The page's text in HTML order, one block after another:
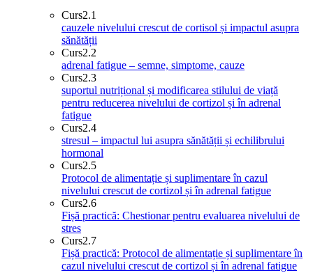
Curs2.1
cauzele nivelului crescut de cortisol și impactul asupra
sănătății
Curs2.2
adrenal fatigue – semne, simptome, cauze
Curs2.3
suportul nutrițional și modificarea stilului de viață
pentru reducerea nivelului de cortizol și în adrenal
fatigue
Curs2.4
stresul – impactul lui asupra sănătății și echilibrului
hormonal
Curs2.5
Protocol de alimentație și suplimentare în cazul
nivelului crescut de cortizol și în adrenal fatigue
Curs2.6
Fișă practică: Chestionar pentru evaluarea nivelului de
stres
Curs2.7
Fișă practică: Protocol de alimentație și suplimentare în
cazul nivelului crescut de cortizol și în adrenal fatigue